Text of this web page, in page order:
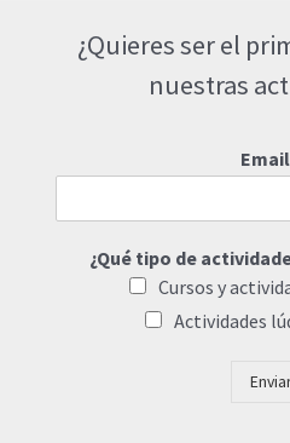
¿Quieres ser el
nuestras
Email
¿Qué tipo de
Cursos y
Actividades
Enviar